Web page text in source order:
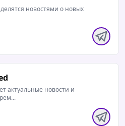
новостями о новых
актуальные новости и